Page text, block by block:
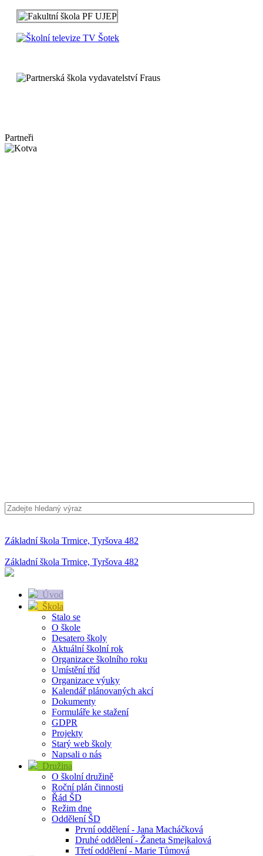
Partneři
Základní škola Trmice, Tyršova 482
Základní škola Trmice, Tyršova 482
Úvod
Škola
Stalo se
O škole
Desatero školy
Aktuální školní rok
Organizace školního roku
Umístění tříd
Organizace výuky
Kalendář plánovaných akcí
Dokumenty
Formuláře ke stažení
GDPR
Projekty
Starý web školy
Napsali o nás
Družina
O školní družině
Roční plán činnosti
Řád ŠD
Režim dne
Oddělení ŠD
První oddělení - Jana Macháčková
Druhé oddělení - Žaneta Smejkalová
Třetí oddělení - Marie Tůmová